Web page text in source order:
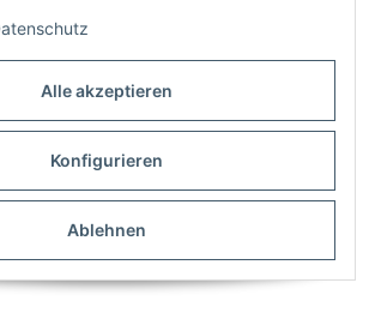
Alle akzeptieren
Konfigurieren
Ablehnen
für
Zierstichfaden DECO STITCH
70, Gütermann
8,88 € pro 100 m